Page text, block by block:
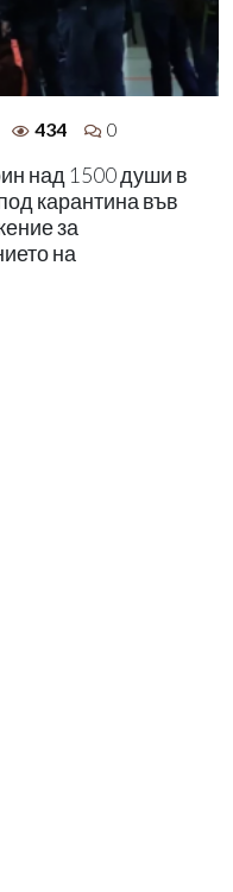
434 0
над 1500 души в
карантина във
за
на